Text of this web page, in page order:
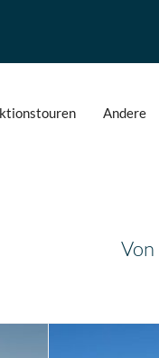
Andere
Von